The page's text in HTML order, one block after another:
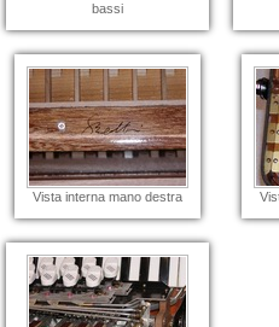
bassi
Vista interna mano destra